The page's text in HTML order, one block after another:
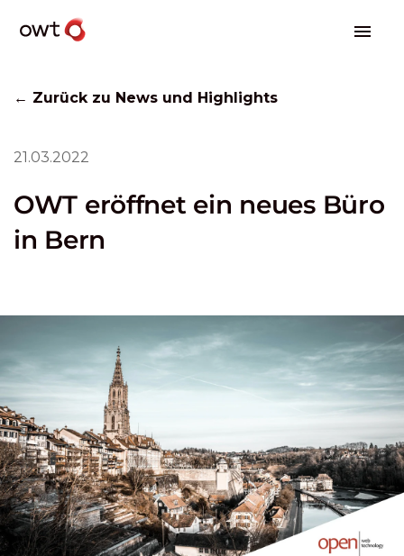
← Zurück zu News und Highlights
21.03.2022
OWT eröffnet ein neues Büro
in Bern